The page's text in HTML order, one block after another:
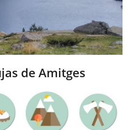
de Amitges